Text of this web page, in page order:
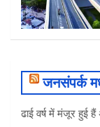
जनसंपर्क
ढाई वर्ष में मंजूर हुई